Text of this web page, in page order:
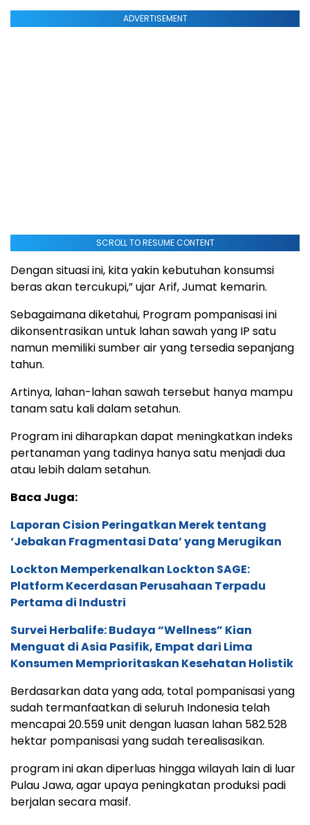
ADVERTISEMENT
SCROLL TO RESUME CONTENT
Dengan situasi ini, kita yakin kebutuhan konsumsi
beras akan tercukupi,” ujar Arif, Jumat kemarin.
Sebagaimana diketahui, Program pompanisasi ini
dikonsentrasikan untuk lahan sawah yang IP satu
namun memiliki sumber air yang tersedia sepanjang
tahun.
Artinya, lahan-lahan sawah tersebut hanya mampu
tanam satu kali dalam setahun.
Program ini diharapkan dapat meningkatkan indeks
pertanaman yang tadinya hanya satu menjadi dua
atau lebih dalam setahun.
Baca Juga:
Laporan Cision Peringatkan Merek tentang
‘Jebakan Fragmentasi Data’ yang Merugikan
Lockton Memperkenalkan Lockton SAGE:
Platform Kecerdasan Perusahaan Terpadu
Pertama di Industri
Survei Herbalife: Budaya “Wellness” Kian
Menguat di Asia Pasifik, Empat dari Lima
Konsumen Memprioritaskan Kesehatan Holistik
Berdasarkan data yang ada, total pompanisasi yang
sudah termanfaatkan di seluruh Indonesia telah
mencapai 20.559 unit dengan luasan lahan 582.528
hektar pompanisasi yang sudah terealisasikan.
program ini akan diperluas hingga wilayah lain di luar
Pulau Jawa, agar upaya peningkatan produksi padi
berjalan secara masif.